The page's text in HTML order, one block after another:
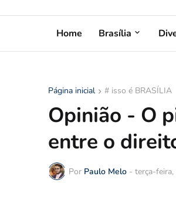
Home Brasília
Página inicial # isso é BRASÍLIA
Opinião - O
entre o
Por Paulo Melo - terça-